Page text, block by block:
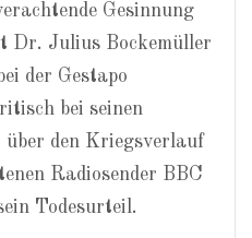
Gesinnung
Dr. Julius Bockemüller
der Gestapo
bei seinen
über den Kriegsverlauf
Radiosender BBC
Todesurteil.